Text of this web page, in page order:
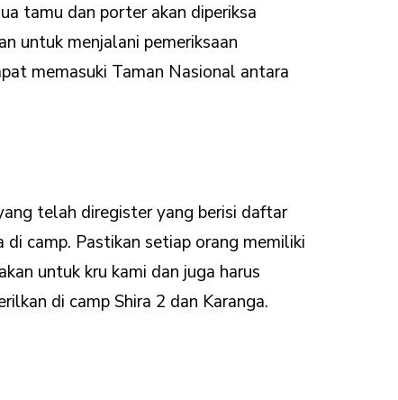
tamu dan porter akan diperiksa
untuk menjalani pemeriksaan
memasuki Taman Nasional antara
telah diregister yang berisi daftar
camp. Pastikan setiap orang memiliki
untuk kru kami dan juga harus
di camp Shira 2 dan Karanga.